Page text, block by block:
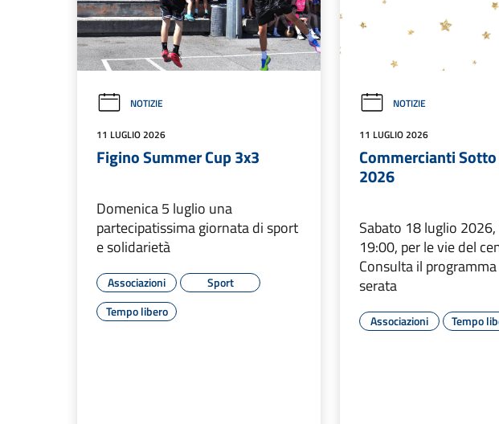
NOTIZIE
11 LUGLIO 2026
Figino Summer Cup 3x3
Domenica 5 luglio una
partecipatissima giornata di sport
e solidarietà
Associazioni
Sport
Tempo libero
NOTIZIE
11 LUGLIO 2026
Commercianti
2026
Sabato 18 luglio
19:00, per le vie del
Consulta il
serata
Associazioni Tempo